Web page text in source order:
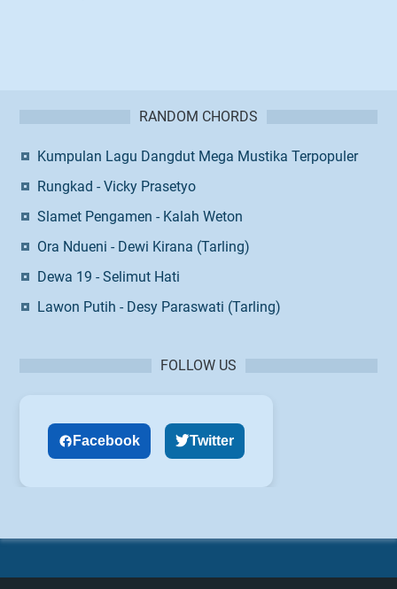
RANDOM CHORDS
Kumpulan Lagu Dangdut Mega Mustika Terpopuler
Rungkad - Vicky Prasetyo
Slamet Pengamen - Kalah Weton
Ora Ndueni - Dewi Kirana (Tarling)
Dewa 19 - Selimut Hati
Lawon Putih - Desy Paraswati (Tarling)
FOLLOW US
Facebook Twitter